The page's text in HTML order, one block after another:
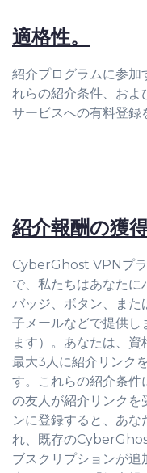
適格性。
紹介プログラムに参加
れらの紹介条件、およ
サービスへの有料登録
紹介報酬の獲得
CyberGhost VPNプラ
で、私たちはあなたに
バッジ、ボタン、また
子メールなどで提供し
ます）。あなたは、
最大3人に紹介リンク
す。これらの紹介条件
の友人が紹介リンク
ンに登録すると、あ
れ、既存の
ブスクリプションが